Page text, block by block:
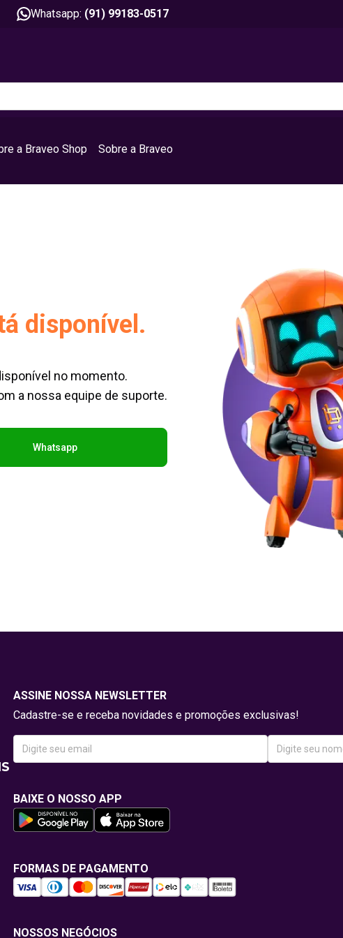
Whatsapp: (91) 99183-0517
a Braveo Shop Sobre a Braveo
disponível.
no momento.
a nossa equipe de suporte.
Whatsapp
ASSINE NOSSA NEWSLETTER
Cadastre-se e receba novidades e promoções exclusivas!
BAIXE O NOSSO APP
FORMAS DE PAGAMENTO
NOSSOS NEGÓCIOS